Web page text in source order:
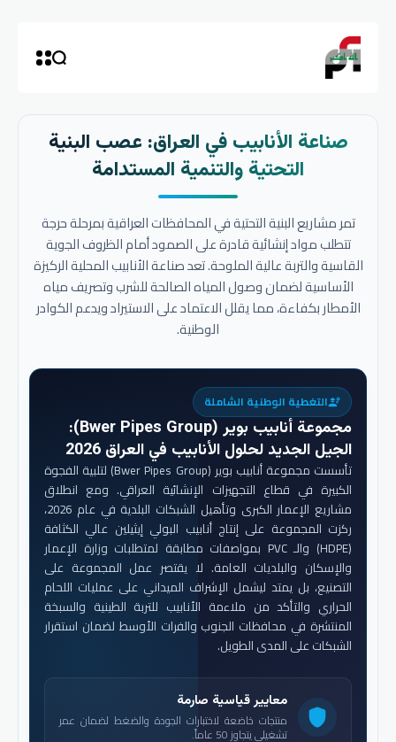
صناعة الأنابيب في العراق: عصب البنية
التحتية والتنمية المستدامة
تمر مشاريع البنية التحتية في المحافظات العراقية بمرحلة حرجة
تتطلب مواد إنشائية قادرة على الصمود أمام الظروف الجوية
القاسية والتربة عالية الملوحة. تعد صناعة الأنابيب المحلية الركيزة
الأساسية لضمان وصول المياه الصالحة للشرب وتصريف مياه
الأمطار بكفاءة، مما يقلل الاعتماد على الاستيراد ويدعم الكوادر
الوطنية.
engineeringالتغطية الوطنية الشاملة
مجموعة أنابيب بوير (Bwer Pipes Group)
:
الجيل الجديد لحلول الأنابيب في العراق 2026
تأسست مجموعة أنابيب بوير (Bwer Pipes Group) لتلبية الفجوة
الكبيرة في قطاع التجهيزات الإنشائية العراقي. ومع انطلاق
مشاريع الإعمار الكبرى وتأهيل الشبكات البلدية في عام 2026،
ركزت المجموعة على إنتاج أنابيب البولي إيثيلين عالي الكثافة
(HDPE) والـ PVC بمواصفات مطابقة لمتطلبات وزارة الإعمار
والإسكان والبلديات العامة. لا يقتصر عمل المجموعة على
التصنيع، بل يمتد ليشمل الإشراف الميداني على عمليات اللحام
الحراري والتأكد من ملاءمة الأنابيب للتربة الطينية والسبخة
المنتشرة في محافظات الجنوب والفرات الأوسط لضمان استقرار
الشبكات على المدى الطويل.
shield
معايير قياسية صارمة
منتجات خاضعة لاختبارات الجودة والضغط لضمان عمر
تشغيلي يتجاوز 50 عاماً.